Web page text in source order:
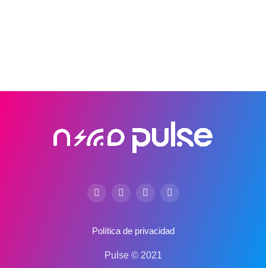
Política de privacidad
Pulse © 2021